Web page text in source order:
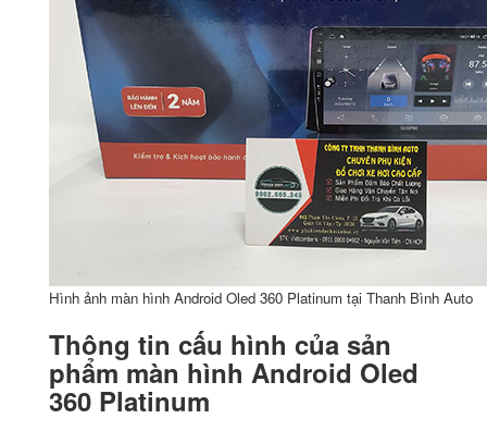
Hình ảnh màn hình Android Oled 360 Platinum tại Thanh Bình Auto
Thông tin cấu hình của sản
phẩm màn hình Android Oled
360 Platinum